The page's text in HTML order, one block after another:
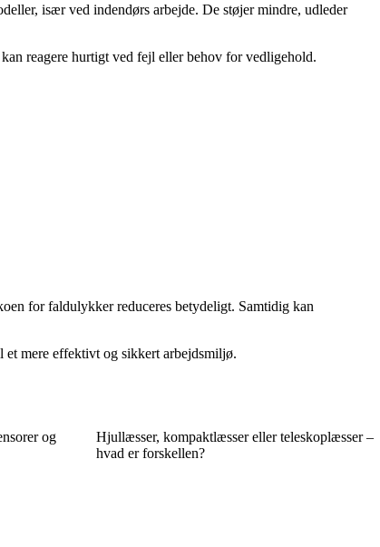
især ved indendørs arbejde. De støjer mindre, udleder
reagere hurtigt ved fejl eller behov for vedligehold.
for faldulykker reduceres betydeligt. Samtidig kan
mere effektivt og sikkert arbejdsmiljø.
og
Hjullæsser, kompaktlæsser eller teleskoplæsser –
hvad er forskellen?